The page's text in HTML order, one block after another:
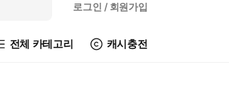
로그인 / 회원가입
전체 카테고리 캐시충전